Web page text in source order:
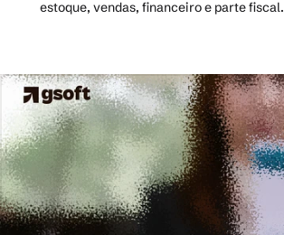
estoque, vendas, financeiro e parte fiscal.